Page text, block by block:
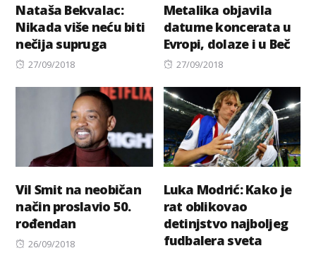
Nataša Bekvalac:
Nikada više neću biti
nečija supruga
Posted
27/09/2018
Metalika objavila
datume koncerata u
Evropi, dolaze i u Beč
Posted
27/09/2018
Vil Smit na neobičan
način proslavio 50.
rođendan
Posted
26/09/2018
Luka Modrić: Kako je
rat oblikovao
detinjstvo najboljeg
fudbalera sveta